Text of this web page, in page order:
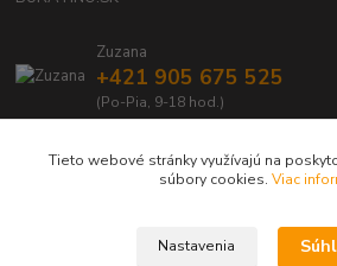
Zuzana
+421 905 675 525
(Po-Pia, 9-18 hod.)
Tieto webové stránky využívajú na
súbory cookies. Viac
Nastavenia